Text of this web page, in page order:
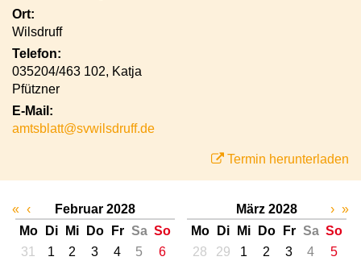
Ort:
Wilsdruff
Telefon:
035204/463 102, Katja
Pfützner
E-Mail:
amtsblatt@svwilsdruff.de
Termin herunterladen
« ‹
Februar 2028
Mo
Di Mi Do Fr Sa So
31
1 2 3 4 5
6
März 2028
Mo
Di Mi Do Fr Sa So
28
29 1 2 3 4
5
› »